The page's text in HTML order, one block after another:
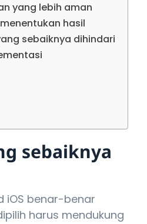
yang lebih aman
hasil
sebaiknya dihindari
sebaiknya
iOS benar-benar
harus mendukung